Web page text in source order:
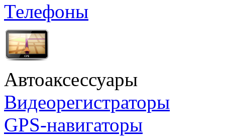
Телефоны
Автоаксессуары
Видеорегистраторы
GPS-навигаторы